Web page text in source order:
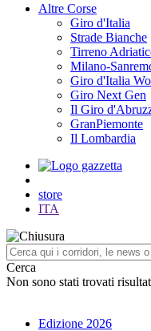
Altre Corse
Giro d'Italia
Strade Bianche
Tirreno
Milano-
Giro d'Italia
Giro Next Gen
Il Giro
GranPiemonte
Il Lombardia
store
ITA
Cerca
Non sono stati trovati
Edizione 2026